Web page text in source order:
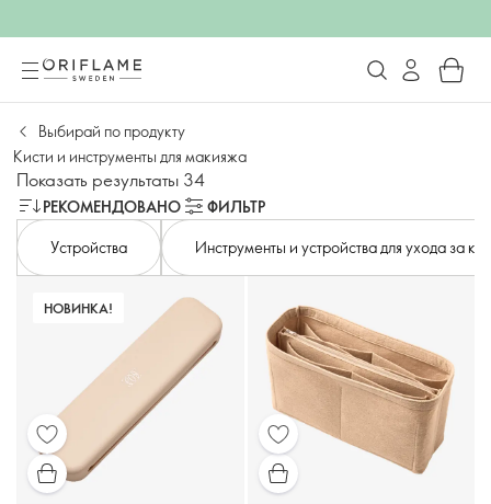
Выбирай по продукту
Кисти и инструменты для макияжа
Показать результаты 34
РЕКОМЕНДОВАНО
ФИЛЬТР
Устройства
Инструменты и устройства для ухода за
НОВИНКА!